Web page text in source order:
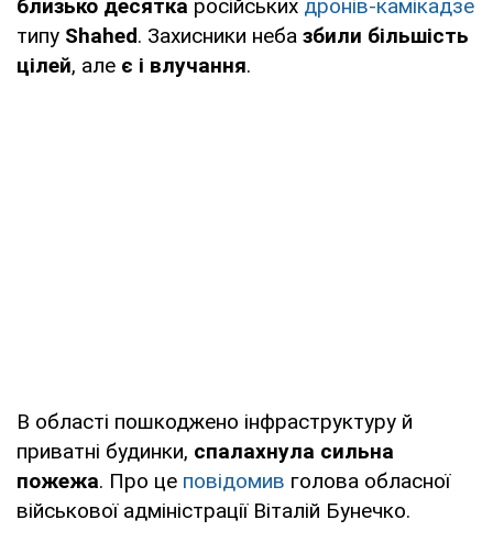
близько десятка російських дронів-камікадзе
типу Shahed. Захисники неба збили більшість
цілей, але є і влучання.
В області пошкоджено інфраструктуру й
приватні будинки, спалахнула сильна
пожежа. Про це повідомив голова обласної
військової адміністрації Віталій Бунечко.